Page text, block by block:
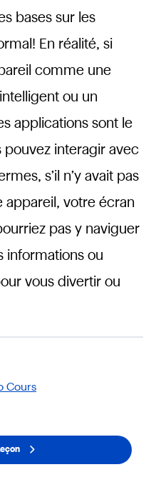
bases sur les
En réalité, si
comme une
ou un
applications sont le
interagir avec
s’il n’y avait pas
appareil, votre écran
pas y naviguer
informations ou
vous divertir ou
Cours